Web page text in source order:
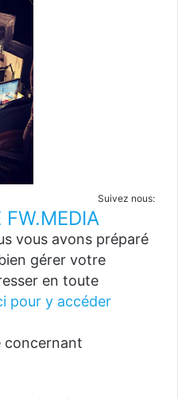
Suivez nous:
FW.MEDIA
vous avons préparé
gérer votre
en toute
pour y accéder
concernant